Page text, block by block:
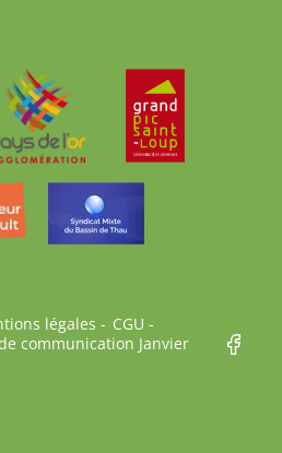
légales
CGU
communication Janvier